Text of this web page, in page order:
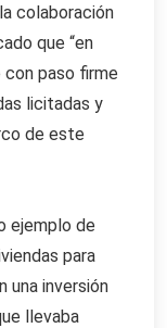
colaboración
que “en
paso firme
licitadas y
de este
ejemplo de
para
una inversión
llevaba